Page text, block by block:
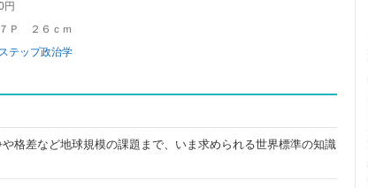
円
Ｐ ２６ｃｍ
テップ政治学
格差など地球規模の課題まで、いま求められる世界標準の知識